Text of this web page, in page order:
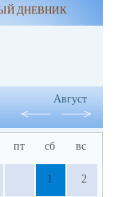
ДНЕВНИК
Август
пт сб вс
1 2